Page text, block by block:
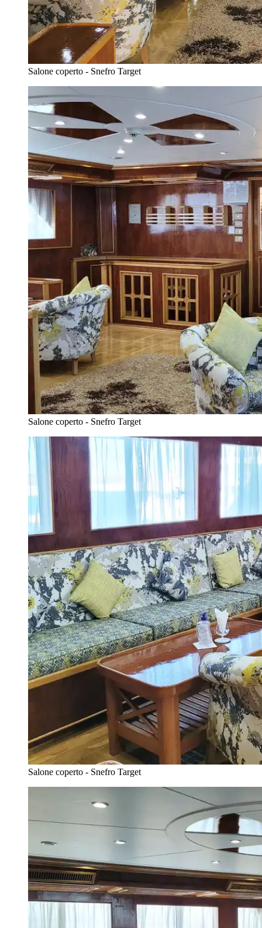
Salone coperto - Snefro Target
Salone coperto - Snefro Target
Salone coperto - Snefro Target